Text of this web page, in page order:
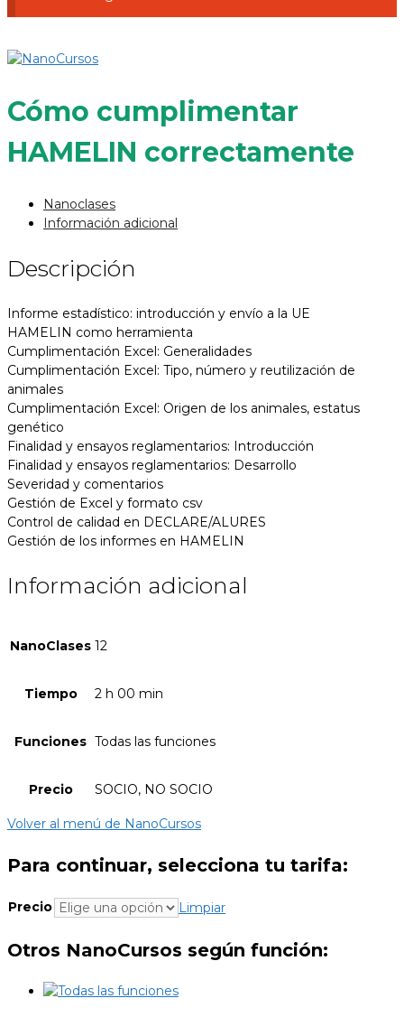
Cómo cumplimentar
HAMELIN correctamente
Nanoclases
Información adicional
Descripción
Informe estadístico: introducción y envío a la UE
HAMELIN como herramienta
Cumplimentación Excel: Generalidades
Cumplimentación Excel: Tipo, número y reutilización de
animales
Cumplimentación Excel: Origen de los animales, estatus
genético
Finalidad y ensayos reglamentarios: Introducción
Finalidad y ensayos reglamentarios: Desarrollo
Severidad y comentarios
Gestión de Excel y formato csv
Control de calidad en DECLARE/ALURES
Gestión de los informes en HAMELIN
Información adicional
NanoClases 12
Tiempo 2 h 00 min
Funciones Todas las funciones
Precio SOCIO, NO SOCIO
Volver al menú de NanoCursos
Para continuar, selecciona tu tarifa:
Precio Limpiar
Otros NanoCursos según función: